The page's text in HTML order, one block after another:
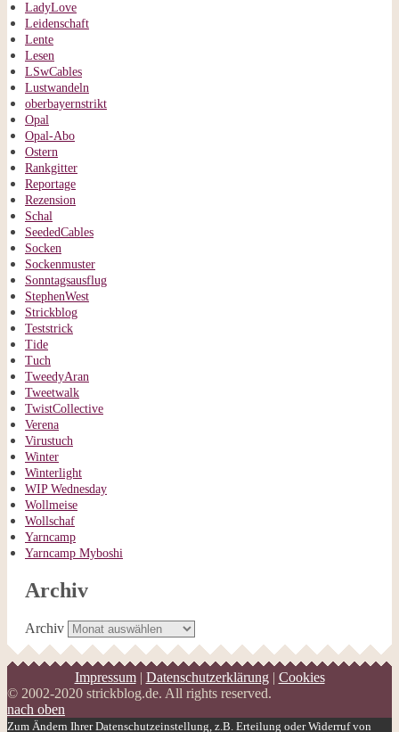
LadyLove
Leidenschaft
Lente
Lesen
LSwCables
Lustwandeln
oberbayernstrikt
Opal
Opal-Abo
Ostern
Rankgitter
Reportage
Rezension
Schal
SeededCables
Socken
Sockenmuster
Sonntagsausflug
StephenWest
Strickblog
Teststrick
Tide
Tuch
TweedyAran
Tweetwalk
TwistCollective
Verena
Virustuch
Winter
Winterlight
WIP Wednesday
Wollmeise
Wollschaf
Yarncamp
Yarncamp Myboshi
Archiv
Archiv
Impressum| Datenschutzerklärung| Cookies
© 2002-2020 strickblog.de. All rights reserved.
nach oben
Zum Ändern Ihrer Datenschutzeinstellung, z.B. Erteilung oder Widerruf von